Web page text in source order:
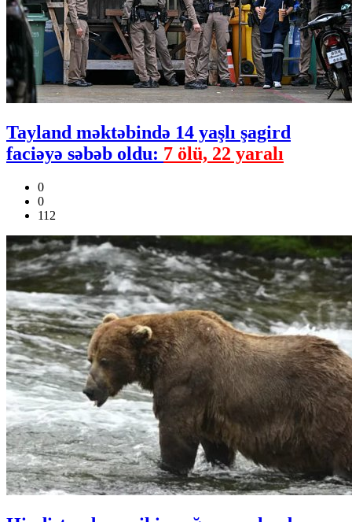
Tayland məktəbində 14 yaşlı şagird
faciəyə səbəb oldu: 7 ölü, 22 yaralı
0
0
112